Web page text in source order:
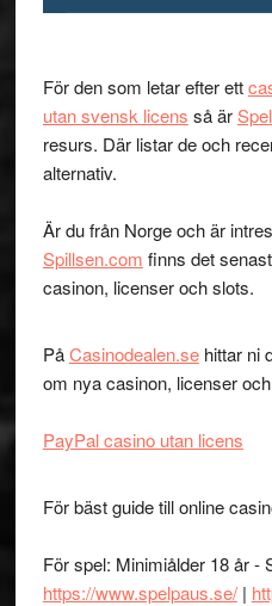
För den som letar efter ett
utan svensk licens så är
resurs. Där listar de och
alternativ.
Är du från Norge och är
Spillsen.com finns det
casinon, licenser och slots.
PåCasinodealen.sehittar ni
om nya casinon, licenser
PayPal casino utan licens
För bäst guide till online
För spel: Minimiålder 18 år -
https://www.spelpaus.se/|